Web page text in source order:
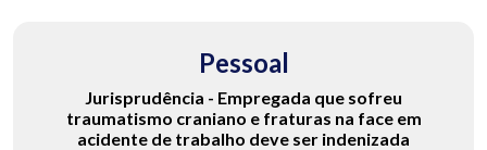
Pessoal
Jurisprudência - Empregada que sofreu
traumatismo craniano e fraturas na face em
acidente de trabalho deve ser indenizada